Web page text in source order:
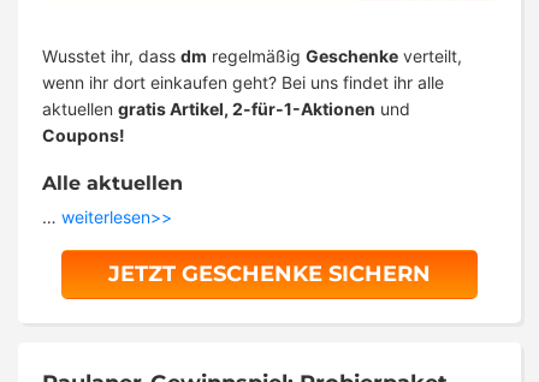
Wusstet ihr, dass dm regelmäßig Geschenke verteilt,
wenn ihr dort einkaufen geht? Bei uns findet ihr alle
aktuellen gratis Artikel, 2-für-1-Aktionen und
Coupons!
Alle aktuellen
… weiterlesen>>
JETZT GESCHENKE SICHERN